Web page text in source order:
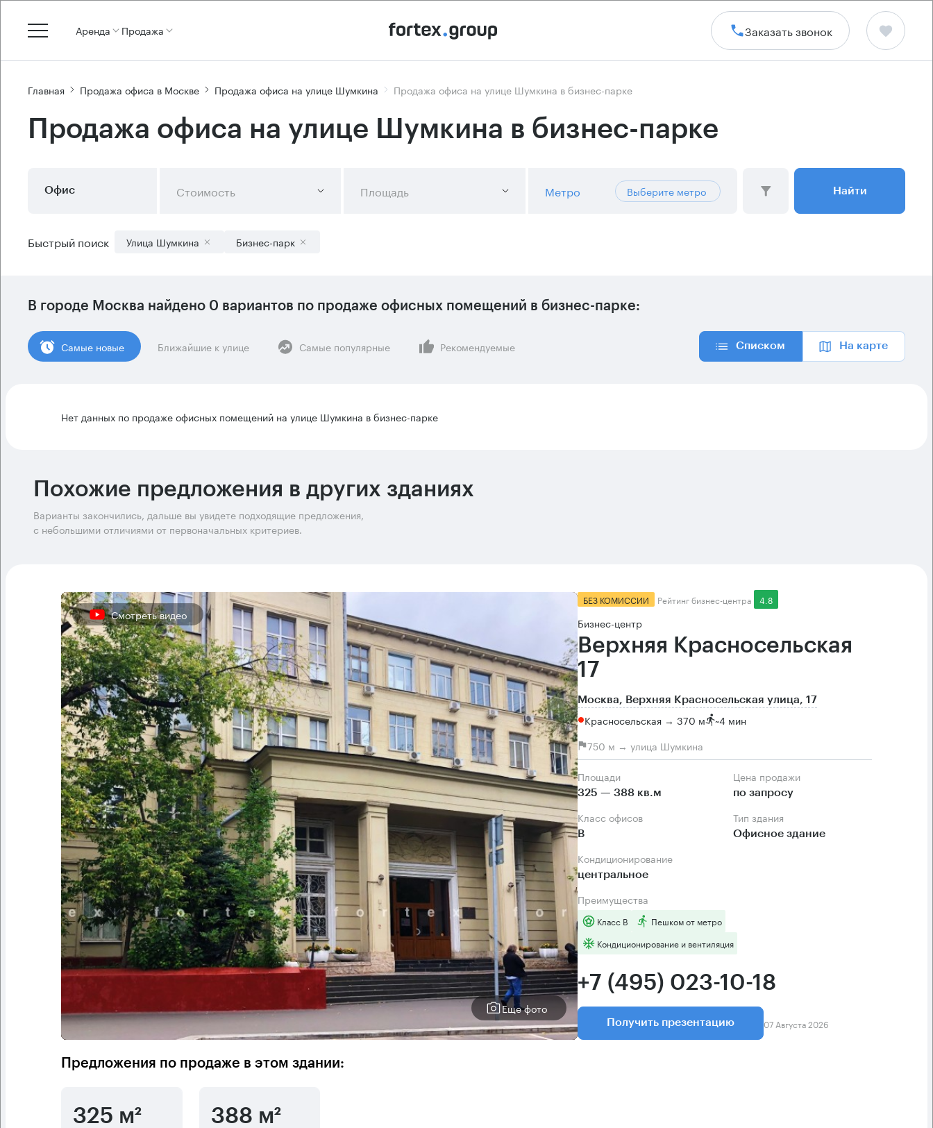
Аренда Продажа Заказать звонок
Главная Продажа офиса в Москве Продажа офиса на улице Шумкина Продажа офиса на улице Шумкина в бизнес-парке
Продажа офиса на улице Шумкина в бизнес-парке
Офис Стоимость Площадь Метро Выберите метро Найти
Быстрый поиск Улица Шумкина Бизнес-парк
В городе Москва найдено 0 вариантов по продаже офисных помещений в бизнес-парке:
Cамые новые Ближайшие к улице Самые популярные Рекомендуемые Списком На карте
Нет данных по продаже офисных помещений на улице Шумкина в бизнес-парке
Похожие предложения в других зданиях
Варианты закончились, дальше вы увидете подходящие предложения,
с небольшими отличиями от первоначальных критериев.
Смотреть видео
Еще фото
БЕЗ КОМИССИИ Рейтинг бизнес-центра 4.8
Бизнес-центр
Верхняя Красносельская
17
Москва, Верхняя Красносельская улица, 17
Красносельская → 370 м ~4 мин
750 м → улица Шумкина
Площади
325 — 388 кв.м
Цена продажи
по запросу
Класс офисов
B
Тип здания
Офисное здание
Кондиционирование
центральное
Преимущества
Класс B
Пешком от метро
Кондиционирование и вентиляция
+7 (495) 023-10-18
Получить презентацию 07 Августа 2026
Предложения по продаже в этом здании:
325 м² 388 м²